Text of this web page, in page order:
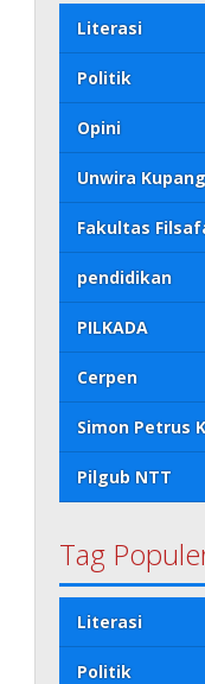
Literasi
Politik
Opini
Unwira Kupang
Fakultas
pendidikan
PILKADA
Cerpen
Simon Petrus
Pilgub NTT
Tag
Literasi
Politik